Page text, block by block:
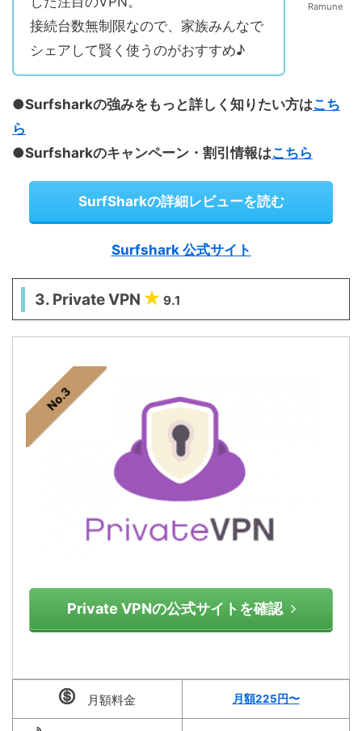
接続台数無制限なので、家族みんなで
シェアして賢く使うのがおすすめ♪
Ramune
●Surfsharkの強みをもっと詳しく知りたい方はこち
ら
●Surfsharkのキャンペーン・割引情報はこちら
SurfSharkの詳細レビューを読む
Surfshark 公式サイト
3. Private VPN 9.1
No.3
Private VPNの公式サイトを確認
月額料金 月額225円〜